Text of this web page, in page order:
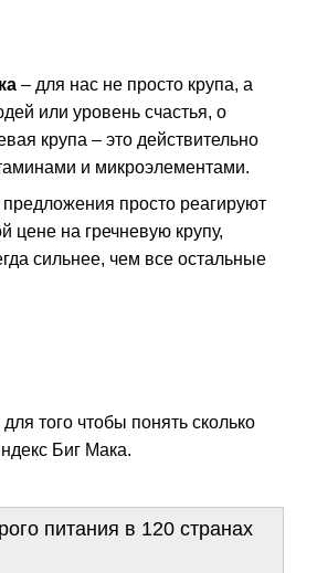
– для нас не просто крупа, а
или уровень счастья, о
крупа – это действительно
и микроэлементами.
просто реагируют
на гречневую крупу,
сильнее, чем все остальные
того чтобы понять сколько
Биг Мака.
питания в 120 странах